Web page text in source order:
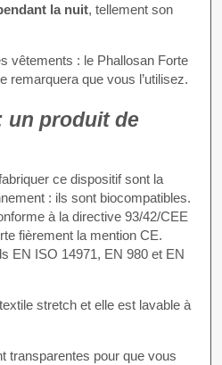
la nuit, tellement son
vêtements : le Phallosan Forte
remarquera que vous l’utilisez.
un produit de
ce dispositif sont la
: ils sont biocompatibles.
à la directive 93/42/CEE
fièrement la mention CE.
EN ISO 14971, EN 980 et EN
stretch et elle est lavable à
transparentes pour que vous